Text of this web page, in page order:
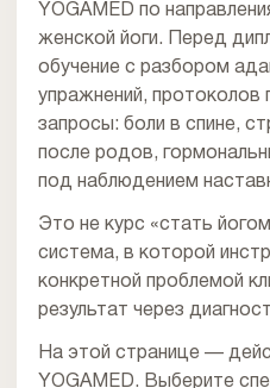
YOGAMED по
женской йоги. Перед
обучение с разбором
упражнений, протоколов
запросы: боли в спине,
после родов,
под наблюдением
Это не курс «стать
система, в которой
конкретной проблемой
результат через
На этой странице —
YOGAMED. Выберите